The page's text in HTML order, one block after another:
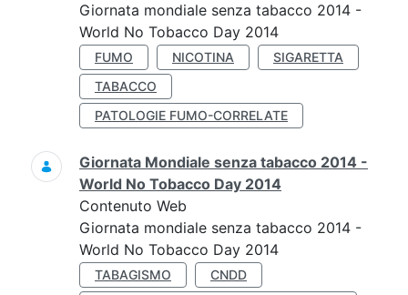
Giornata mondiale senza tabacco 2014 -
World No Tobacco Day 2014
FUMO NICOTINA
SIGARETTA
TABACCO
PATOLOGIE FUMO-CORRELATE
Giornata Mondiale senza tabacco 2014 -
World No Tobacco Day 2014
Contenuto Web
Giornata mondiale senza tabacco 2014 -
World No Tobacco Day 2014
TABAGISMO
CNDD